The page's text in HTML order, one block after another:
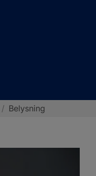
/ Belysning